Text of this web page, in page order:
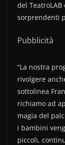
del
sorprendenti
Pubblicità
“La nostra
rivolgere
sottolinea
richiamo ad
magia del
i bambini
piccoli,